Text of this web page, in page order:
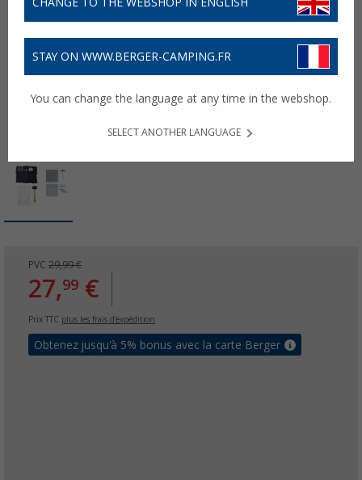
PVC 29,99 €
27,99 €
Prix TTC plus les frais d'expédition
Obtenez jusqu'à 5% bonus avec la carte Berger
STAY ON WWW.BERGER-CAMPING.FR
You can change the language at any time in the webshop.
SELECT ANOTHER LANGUAGE